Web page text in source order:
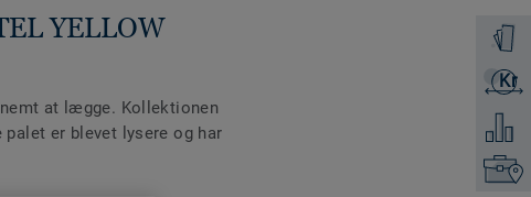
Bestil
Kr
Få et
Tilføj
YELLOW
at lægge. Kollektionen
er blevet lysere og har